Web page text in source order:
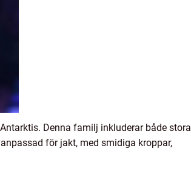
Denna familj inkluderar både stora
för jakt, med smidiga kroppar,